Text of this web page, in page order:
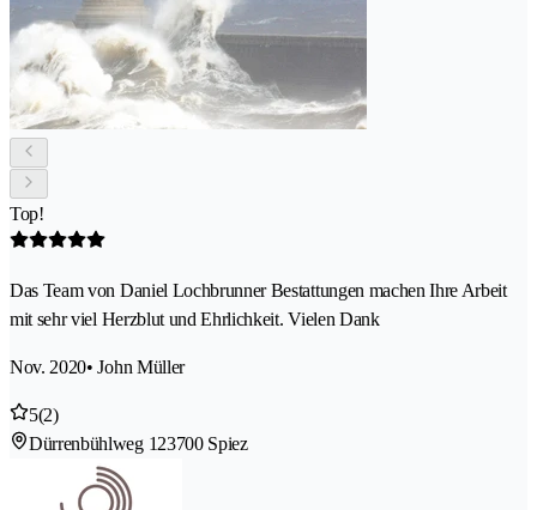
Top!
Das Team von Daniel Lochbrunner Bestattungen machen Ihre Arbeit
mit sehr viel Herzblut und Ehrlichkeit. Vielen Dank
Nov. 2020• John Müller
5(2)
Dürrenbühlweg 123700 Spiez